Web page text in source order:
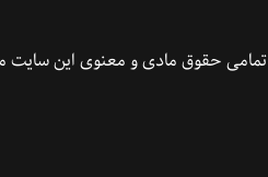
تمامی حقوق مادی و معنوی این سایت